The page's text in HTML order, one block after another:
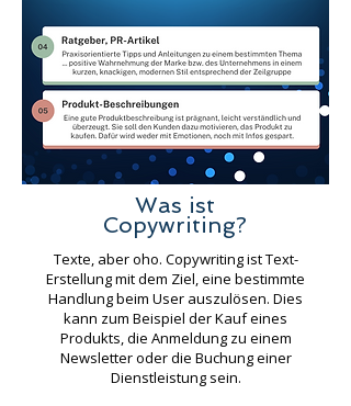
Was ist
Copywriting?
Texte, aber oho. Copywriting ist Text-
Erstellung mit dem Ziel, eine bestimmte
Handlungbeim User auszulösen. Dies
kann zum Beispiel der Kauf eines
Produkts, die Anmeldung zu einem
Newsletter oder die Buchung einer
Dienstleistung sein.